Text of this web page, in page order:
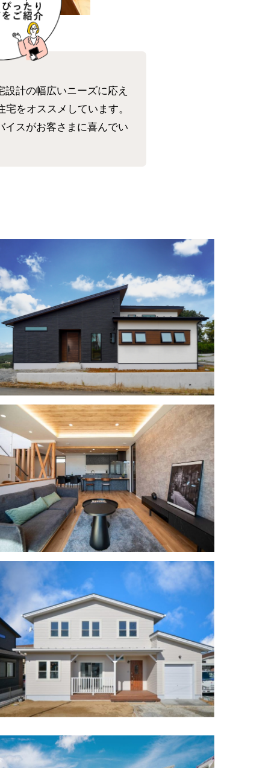
計の幅広いニーズに応え
をオススメしています。
イスがお客さまに喜んでい